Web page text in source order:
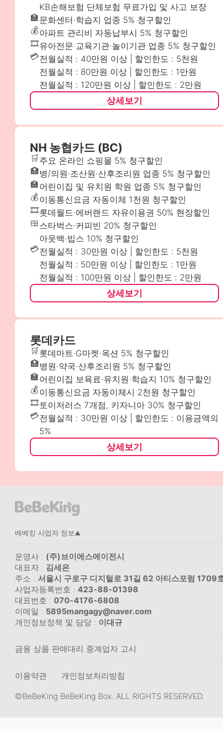
KB손해보험 단체보험 무료가입 및 사고 보장
🏫 문화센터·학습지 업종 5% 청구할인
💰아파트 관리비 자동납부시 5% 청구할인
🎞️유아전문 교육기관·놀이기관 업종 5% 청구할인
💳전월실적 : 40만원 이상 | 할인한도 : 5천원
전월실적 : 80만원 이상 | 할인한도 : 1만원
전월실적 : 120만원 이상 | 할인한도 : 2만원
상세보기
NH 농협카드 (BC)
🛒주요 온라인 쇼핑몰 5% 청구할인
🏥병/의원·조산원·산후조리원 업종 5% 청구할인
🏫 어린이집 및 유치원 학원 업종 5% 청구할인
💰이동통신요금 자동이체 1천원 청구할인
🎞️롯데월드·에버랜드 자유이용권 50% 현장할인
🍱 스타벅스·커피빈 20% 청구할인
아웃백·빕스 10% 청구할인
💳전월실적 : 30만원 이상 | 할인한도 : 5천원
전월실적 : 50만원 이상 | 할인한도 : 1만원
전월실적 : 100만원 이상 | 할인한도 : 2만원
상세보기
롯데카드
🛒롯데마트·G마켓·옥션 5% 청구할인
🏥병원·약국·산후조리원 5% 청구할인
🏫 어린이집 보육료·유치원·학습지 10% 청구할인
💰이동통신요금 자동이체시 2천원 청구할인
🎞️토이저러스 7개점, 키자니아 30% 청구할인
💳전월실적 : 30만원 이상 | 할인한도 : 이용금액의
5%
상세보기
베베킹 사업자 정보 ▲
운영사 : (주)브이에스에이전시
대표자 : 김세은
주소 : 서울시 구로구 디지털로 31길 62 아티스포럼 1709
사업자등록번호 : 423-88-01398
대표번호 : 070-4176-6808
이메일 : 5895mangagy@naver.com
개인정보정책 및 담당 : 이대규
금융 상품 판매대리 중계업자 고시
이용약관 개인정보처리방침
©BeBeKing BeBeKing Box. ALL RIGHTS RESERVED.